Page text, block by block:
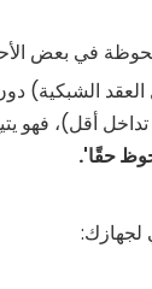
في بعض
الشبكية)
(اختراق أضعف ولكن
حقًا'.
لجهازك: